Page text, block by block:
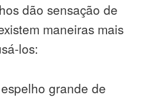
dão sensação de
maneiras mais
los:
grande de